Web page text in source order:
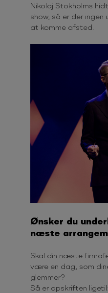
Nikolaj Stokholms
show, så er der ingen
at komme afsted.
Ønsker du
næste
Skal din næste
være en dag, som
glemmer?
Så er opskriften